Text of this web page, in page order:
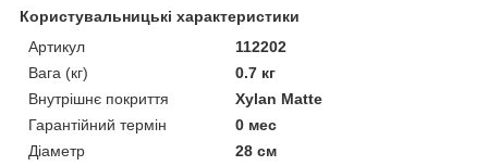
Користувальницькі характеристики
Артикул
112202
Вага (кг)
0.7 кг
Внутрішнє покриття
Xylan Matte
Гарантійний термін
0 мес
Діаметр
28 см